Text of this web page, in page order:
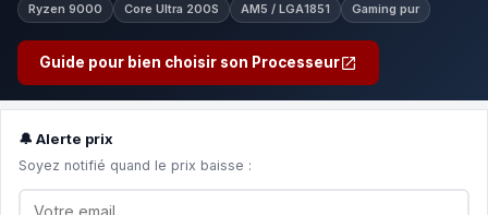
Ryzen 9000 Core Ultra 200S AM5 / LGA1851 Gaming pur
Guide pour bien choisir son Processeur
🔔 Alerte prix
Soyez notifié quand le prix baisse :